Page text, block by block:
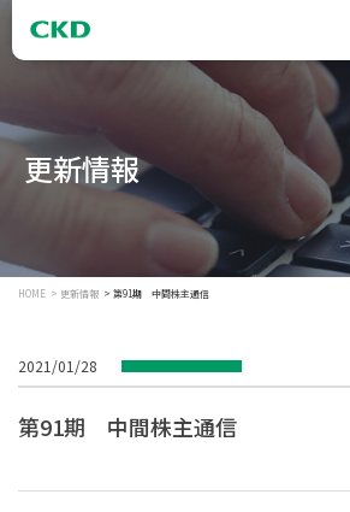
更新情報
HOME 更新情報 第91期 中間株主通信
2021/01/28
第91期 中間株主通信